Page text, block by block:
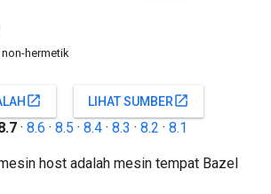
hermetik
open_in_new LIHAT SUMBERopen_in_new
· 8.6 · 8.5 · 8.4 · 8.3 · 8.2 · 8.1
host adalah mesin tempat Bazel